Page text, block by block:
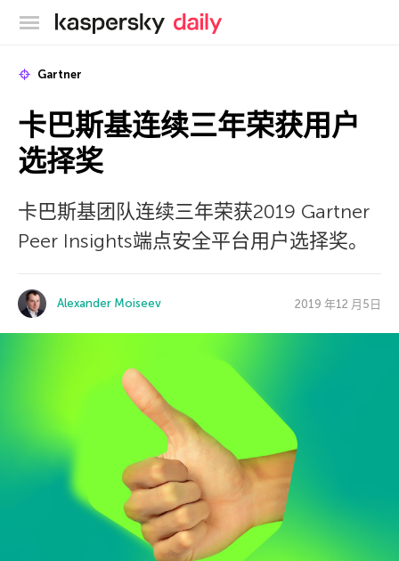
卡巴斯基官方博客
Gartner
卡巴斯基连续三年荣获用户
选择奖
卡巴斯基团队连续三年荣获2019 Gartner
Peer Insights端点安全平台用户选择奖。
Alexander Moiseev 2019 年12 月5日